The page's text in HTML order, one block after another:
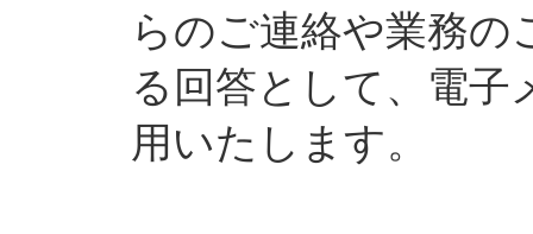
らのご連絡や業務
る回答として、電子
用いたします。